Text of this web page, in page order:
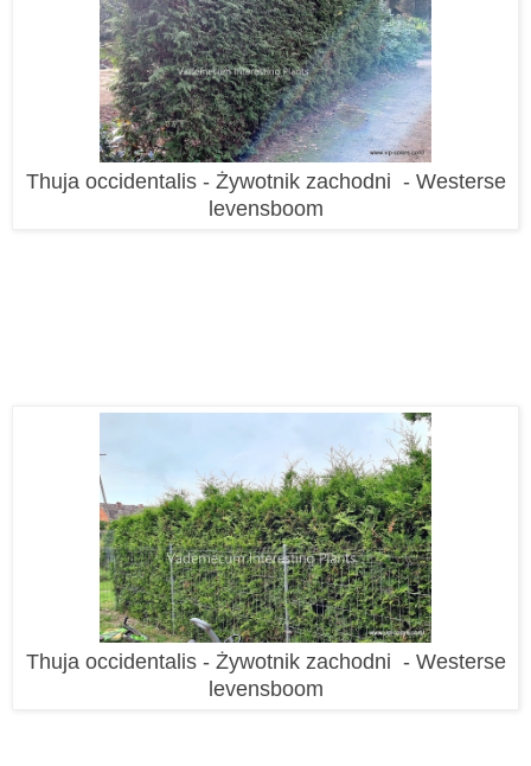
Thuja occidentalis - Żywotnik zachodni - Westerse
levensboom
Thuja occidentalis - Żywotnik zachodni - Westerse
levensboom